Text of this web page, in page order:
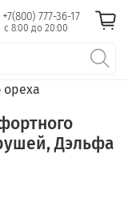
+7(800) 777-36-17
с 8:00 до 20:00
ореха
Дэльфа